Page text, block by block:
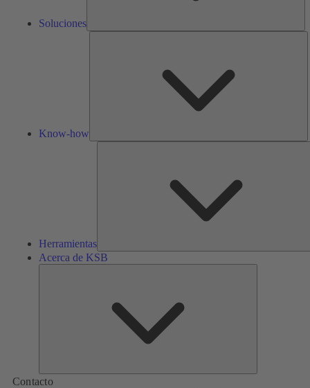
Soluciones
Know-how
Herramientas
Acerca de KSB
Contacto